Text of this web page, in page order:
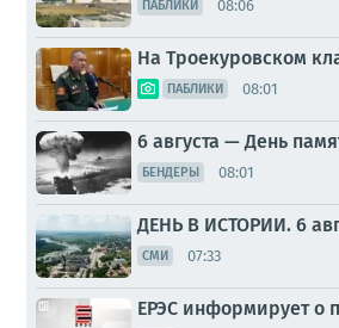
ПАБЛИКИ 08:06
На Троекуровском
ПАБЛИКИ 08:01
6 августа — День
БЕНДЕРЫ 08:01
ДЕНЬ В ИСТОРИИ. 6
СМИ 07:33
ЕРЭС информирует о